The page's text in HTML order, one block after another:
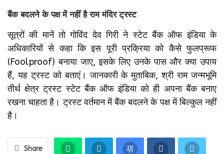
बैंक बदलने के पक्ष में नहीं है राम मंदिर ट्रस्ट
सूत्रों की मानें तो गोविंद देव गिरी ने स्टेट बैंक ऑफ इंडिया के
अधिकारियों से कहा कि इस पूरी प्रक्रिया को कैसे फुलप्रूफ
(Foolproof) बनाया जाए, इसके लिए उनके पास और क्या उपाय
हैं, यह ट्रस्ट को बताएं। जानकारी के मुताबिक, श्री राम जन्मभूमि
तीर्थ क्षेत्र ट्रस्ट स्टेट बैंक ऑफ इंडिया को ही अपना बैंक बनाए
रखना चाहता है। ट्रस्ट वर्तमान में बैंक बदलने के पक्ष में बिल्कुल नहीं
है।
Share